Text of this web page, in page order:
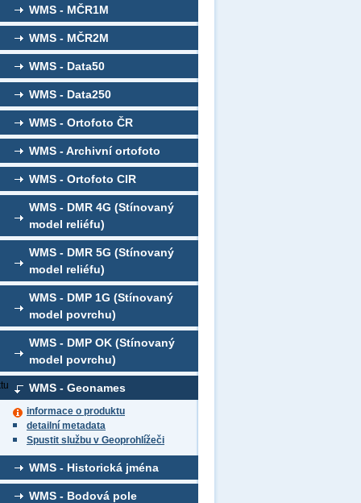
WMS - MČR1M
WMS - MČR2M
WMS - Data50
WMS - Data250
WMS - Ortofoto ČR
WMS - Archivní ortofoto
WMS - Ortofoto CIR
WMS - DMR 4G (Stínovaný
model reliéfu)
WMS - DMR 5G (Stínovaný
model reliéfu)
WMS - DMP 1G (Stínovaný
model povrchu)
WMS - DMP OK (Stínovaný
model povrchu)
WMS - Geonames
informace o produktu
detailní metadata
Spustit službu v Geoprohlížeči
WMS - Historická jména
WMS - Bodová pole